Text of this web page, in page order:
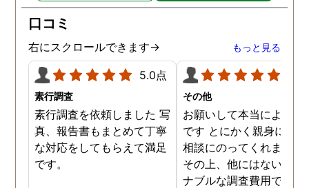
所の皆様にお世話になった
ので、クチコミの方書かせ
ていただきます。ありがと
うございました。
口コミ
右にスクロールできます→ もっと見る
5.0点
素行調査
素行調査を依頼しました 写
真、報告書もまとめて丁寧
な対応をしてもらえて満足
です。
その他
お願いして本当によかっ
です とにかく親身にな
相談にのってくれました
その上、他にはないリー
ナブルな調査費用で済み